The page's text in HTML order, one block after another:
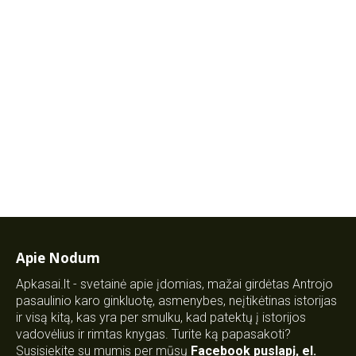
Apie Nodum
Apkasai.lt - svetainė apie įdomias, mažai girdėtas Antrojo
pasaulinio karo ginkluotę, asmenybes, neįtikėtinas istorijas
ir visą kitą, kas yra per smulku, kad patektų į istorijos
vadovėlius ir rimtas knygas. Turite ką papasakoti?
Susisiekite su mumis per mūsų Facebook puslapį, el.